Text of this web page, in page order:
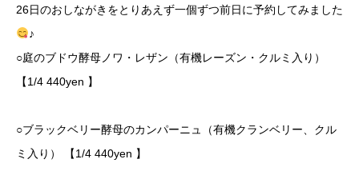
26日のおしながきをとりあえず一個ずつ前日に予約してみました
♪
○庭のブドウ酵母ノワ・レザン（有機レーズン・クルミ入り）
【1/4 440yen 】
○ブラックベリー酵母のカンパーニュ（有機クランベリー、クル
ミ入り） 【1/4 440yen 】